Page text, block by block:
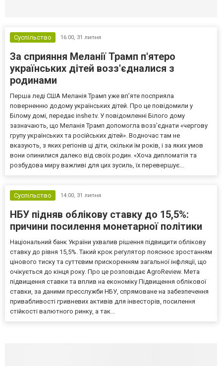
Суспільство 16:00, 31 липня
За сприяння Меланії Трамп п'ятеро
українських дітей возз'єдналися з
родинами
Перша леді США Меланія Трамп уже впʼяте посприяла
поверненню додому українських дітей. Про це повідомили у
Білому домі, передає inshe.tv. У повідомленні Білого дому
зазначають, що Меланія Трамп допомогла возз’єднати «чергову
групу українських та російських дітей». Водночас там не
вказують, з яких регіонів ці діти, скільки їм років, і за яких умов
вони опинилися далеко від своїх родин. «Хоча дипломатія та
розбудова миру важливі для цих зусиль, їх перевершує...
Суспільство 14:00, 31 липня
НБУ підняв облікову ставку до 15,5%:
причини посилення монетарної політики
Національний банк України ухвалив рішення підвищити облікову
ставку до рівня 15,5%. Такий крок регулятор пояснює зростанням
цінового тиску та суттєвим прискоренням загальної інфляції, що
очікується до кінця року. Про це розповідає AgroReview. Мета
підвищення ставки та вплив на економіку Підвищення облікової
ставки, за даними пресслужби НБУ, спрямоване на забезпечення
привабливості гривневих активів для інвесторів, посилення
стійкості валютного ринку, а так...